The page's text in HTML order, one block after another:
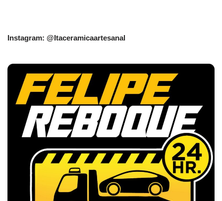
Instagram: @Itaceramicaartesanal